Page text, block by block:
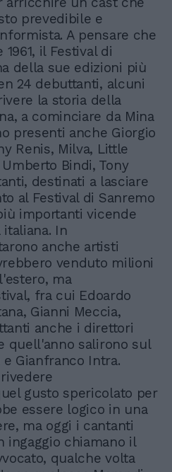
prevedibile e
A pensare che
il Festival di
della sue edizioni più
24 debuttanti, alcuni
la storia della
a cominciare da Mina
presenti anche Giorgio
Renis, Milva, Little
Bindi, Tony
destinati a lasciare
al Festival di Sanremo
importanti vicende
In
anche artisti
venduto milioni
ma
fra cui Edoardo
Gianni Meccia,
anche i direttori
quell'anno salirono sul
Gianfranco Intra.
gusto spericolato per
essere logico in una
ma oggi i cantanti
ingaggio chiamano il
qualche volta